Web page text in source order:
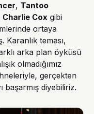
, Tantoo
Charlie Cox gibi
ortaya
Karanlık teması,
arka plan öyküsü
olmadığımız
gerçekten
başarmış diyebiliriz.